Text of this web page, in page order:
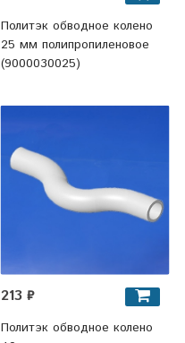
Политэк обводное колено
25 мм полипропиленовое
(9000030025)
213 ₽
Политэк обводное колено